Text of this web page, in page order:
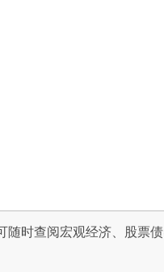
随时查阅宏观经济、股票